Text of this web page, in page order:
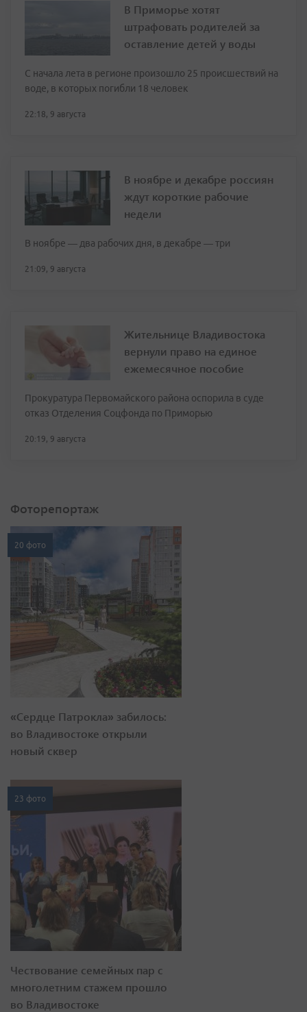
В Приморье хотят
штрафовать родителей за
оставление детей у воды
С начала лета в регионе произошло 25 происшествий на
воде, в которых погибли 18 человек
22:18, 9 августа
В ноябре и декабре россиян
ждут короткие рабочие
недели
В ноябре — два рабочих дня, в декабре — три
21:09, 9 августа
Жительнице Владивостока
вернули право на единое
ежемесячное пособие
Прокуратура Первомайского района оспорила в суде
отказ Отделения Соцфонда по Приморью
20:19, 9 августа
Фоторепортаж
20 фото
«Сердце Патрокла» забилось:
во Владивостоке открыли
новый сквер
23 фото
Чествование семейных пар с
многолетним стажем прошло
во Владивостоке